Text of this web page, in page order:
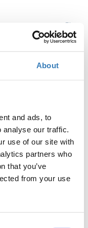
About
and ads, to
analyse our traffic.
use of our site with
partners who
that you’ve
from your use
EL
ΔΗΜΟΠΡΑΣΙΕΣ